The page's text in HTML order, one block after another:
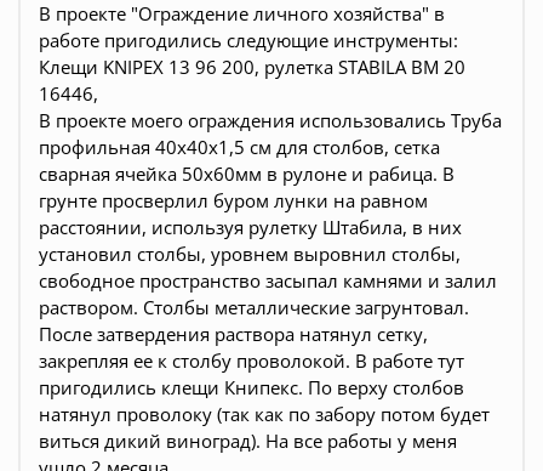
В проекте "Ограждение личного хозяйства" в
работе пригодились следующие инструменты:
Клещи KNIPEX 13 96 200, рулетка STABILA BM 20
16446,
В проекте моего ограждения использовались Труба
профильная 40х40х1,5 см для столбов, сетка
сварная ячейка 50х60мм в рулоне и рабица. В
грунте просверлил буром лунки на равном
расстоянии, используя рулетку Штабила, в них
установил столбы, уровнем выровнил столбы,
свободное пространство засыпал камнями и залил
раствором. Столбы металлические загрунтовал.
После затвердения раствора натянул сетку,
закрепляя ее к столбу проволокой. В работе тут
пригодились клещи Книпекс. По верху столбов
натянул проволоку (так как по забору потом будет
виться дикий виноград). На все работы у меня